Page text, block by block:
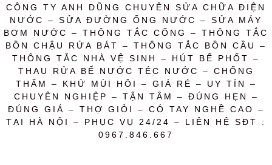
CÔNG TY ANH DŨNG CHUYÊN SỬA CHỮA ĐIỆN
NƯỚC – SỬA ĐƯỜNG ỐNG NƯỚC – SỬA MÁY
BƠM NƯỚC – THÔNG TẮC CỐNG – THÔNG TẮC
BỒN CHẬU RỬA BÁT – THÔNG TẮC BỒN CẦU –
THÔNG TẮC NHÀ VỆ SINH – HÚT BỂ PHỐT –
THAU RỬA BỂ NƯỚC TÉC NƯỚC – CHỐNG
THẤM – KHỬ MÙI HÔI – GIÁ RẺ – UY TÍN –
CHUYÊN NGHIỆP – TẬN TÂM – ĐÚNG HẸN –
ĐÚNG GIÁ – THỢ GIỎI – CÓ TAY NGHỀ CAO –
TẠI HÀ NỘI – PHỤC VỤ 24/24 – LIÊN HỆ SĐT :
0967.846.667